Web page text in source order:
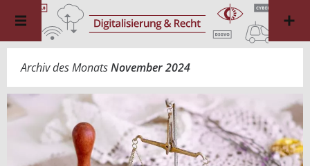
Archiv des MonatsNovember 2024